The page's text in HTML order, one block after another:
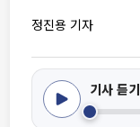
정진용 기자
기사 듣기